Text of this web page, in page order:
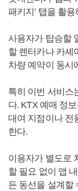
패키지’ 탭을 활
사용자가 탑승할
할 렌터카나 카셰
차량 예약이 동시
특히 이번 서비스
다. KTX 예매 정
대여 지점이나 전
한다.
이용자가 별도로
할 필요 없이 앱
든 동선을 설계할